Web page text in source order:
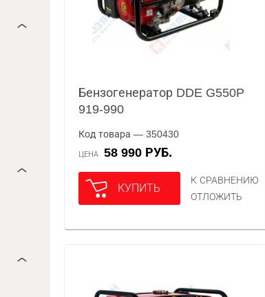
Бензогенератор DDE G550P
919-990
Код товара — 350430
ЦЕНА 58 990 РУБ.
КУПИТЬ
К СРАВНЕНИЮ
ОТЛОЖИТЬ